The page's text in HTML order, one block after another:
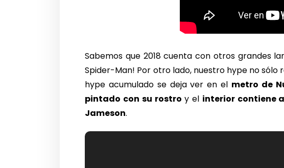
Sabemos que 2018 cuenta con otros grandes
Spider-Man! Por otro lado, nuestro hype no sólo
hype acumulado se deja ver en el metro de
pintado con su rostro y el interior contiene
Jameson.